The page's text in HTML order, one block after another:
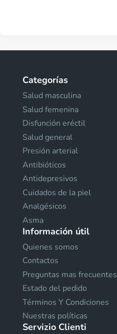
Categorías
Salud masculina
Salud femenina
Disfunción eréctil
Salud general
Presión arterial
Antibióticos
Antidepresivos
Cuidados de la piel
Analgésicos
Asma
Información útil
Quienes somos
Contactos
Preguntas mas frecuentes
Estado del pedido
Términos Y Condiciones
Nuestras políticas
Servizio Clienti